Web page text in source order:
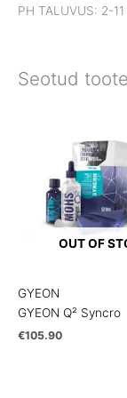
PH TALUVUS: 2-
Seotud
OUT OF
GYEON
GYEON Q² Syncro
€105.90